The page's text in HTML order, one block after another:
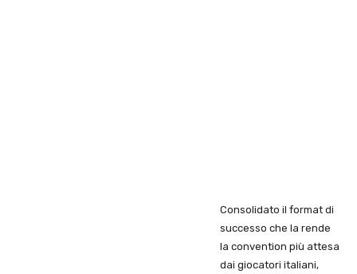
Consolidato il format di
successo che la rende
la convention più attesa
dai giocatori italiani,